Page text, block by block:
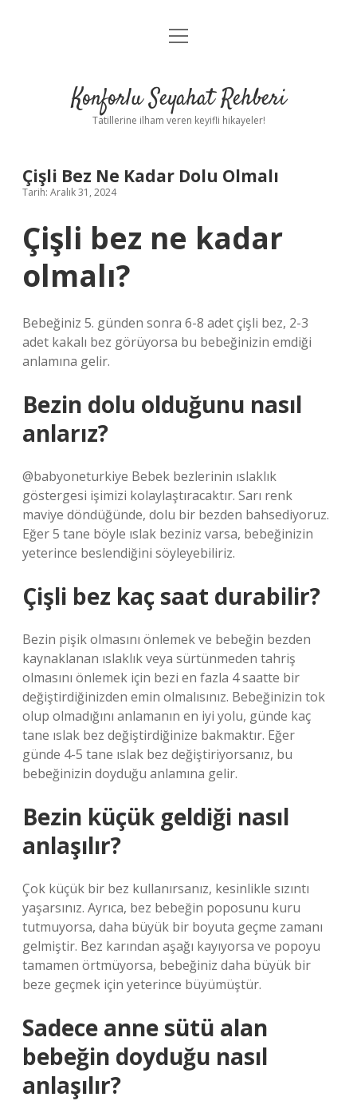
Anasayfa
Yasal Uyarı
menüyü
Konforlu Seyahat Rehberi
Tatillerine ilham veren keyifli hikayeler!
Çişli Bez Ne Kadar Dolu Olmalı
Tarih: Aralık 31, 2024
Çişli bez ne kadar
olmalı?
Bebeğiniz 5. günden sonra 6-8 adet çişli bez, 2-3
adet kakalı bez görüyorsa bu bebeğinizin emdiği
anlamına gelir.
Bezin dolu olduğunu nasıl
anlarız?
@babyoneturkiye Bebek bezlerinin ıslaklık
göstergesi işimizi kolaylaştıracaktır. Sarı renk
maviye döndüğünde, dolu bir bezden bahsediyoruz.
Eğer 5 tane böyle ıslak beziniz varsa, bebeğinizin
yeterince beslendiğini söyleyebiliriz.
Çişli bez kaç saat durabilir?
Bezin pişik olmasını önlemek ve bebeğin bezden
kaynaklanan ıslaklık veya sürtünmeden tahriş
olmasını önlemek için bezi en fazla 4 saatte bir
değiştirdiğinizden emin olmalısınız. Bebeğinizin tok
olup olmadığını anlamanın en iyi yolu, günde kaç
tane ıslak bez değiştirdiğinize bakmaktır. Eğer
günde 4-5 tane ıslak bez değiştiriyorsanız, bu
bebeğinizin doyduğu anlamına gelir.
Bezin küçük geldiği nasıl
anlaşılır?
Çok küçük bir bez kullanırsanız, kesinlikle sızıntı
yaşarsınız. Ayrıca, bez bebeğin poposunu kuru
tutmuyorsa, daha büyük bir boyuta geçme zamanı
gelmiştir. Bez karından aşağı kayıyorsa ve popoyu
tamamen örtmüyorsa, bebeğiniz daha büyük bir
beze geçmek için yeterince büyümüştür.
Sadece anne sütü alan
bebeğin doyduğu nasıl
anlaşılır?